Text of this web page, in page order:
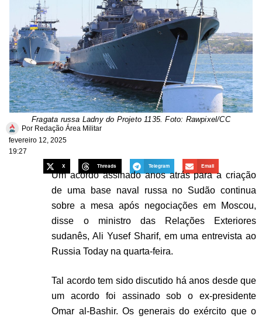
Fragata russa Ladny do Projeto 1135. Foto: Rawpixel/CC
Por Redação Área Militar
fevereiro 12, 2025
19:27
X Threads Telegram Email
Um acordo assinado anos atrás para a criação
de uma base naval russa no Sudão continua
sobre a mesa após negociações em Moscou,
disse o ministro das Relações Exteriores
sudanês, Ali Yusef Sharif, em uma entrevista ao
Russia Today na quarta-feira.
Tal acordo tem sido discutido há anos desde que
um acordo foi assinado sob o ex-presidente
Omar al-Bashir. Os generais do exército que o